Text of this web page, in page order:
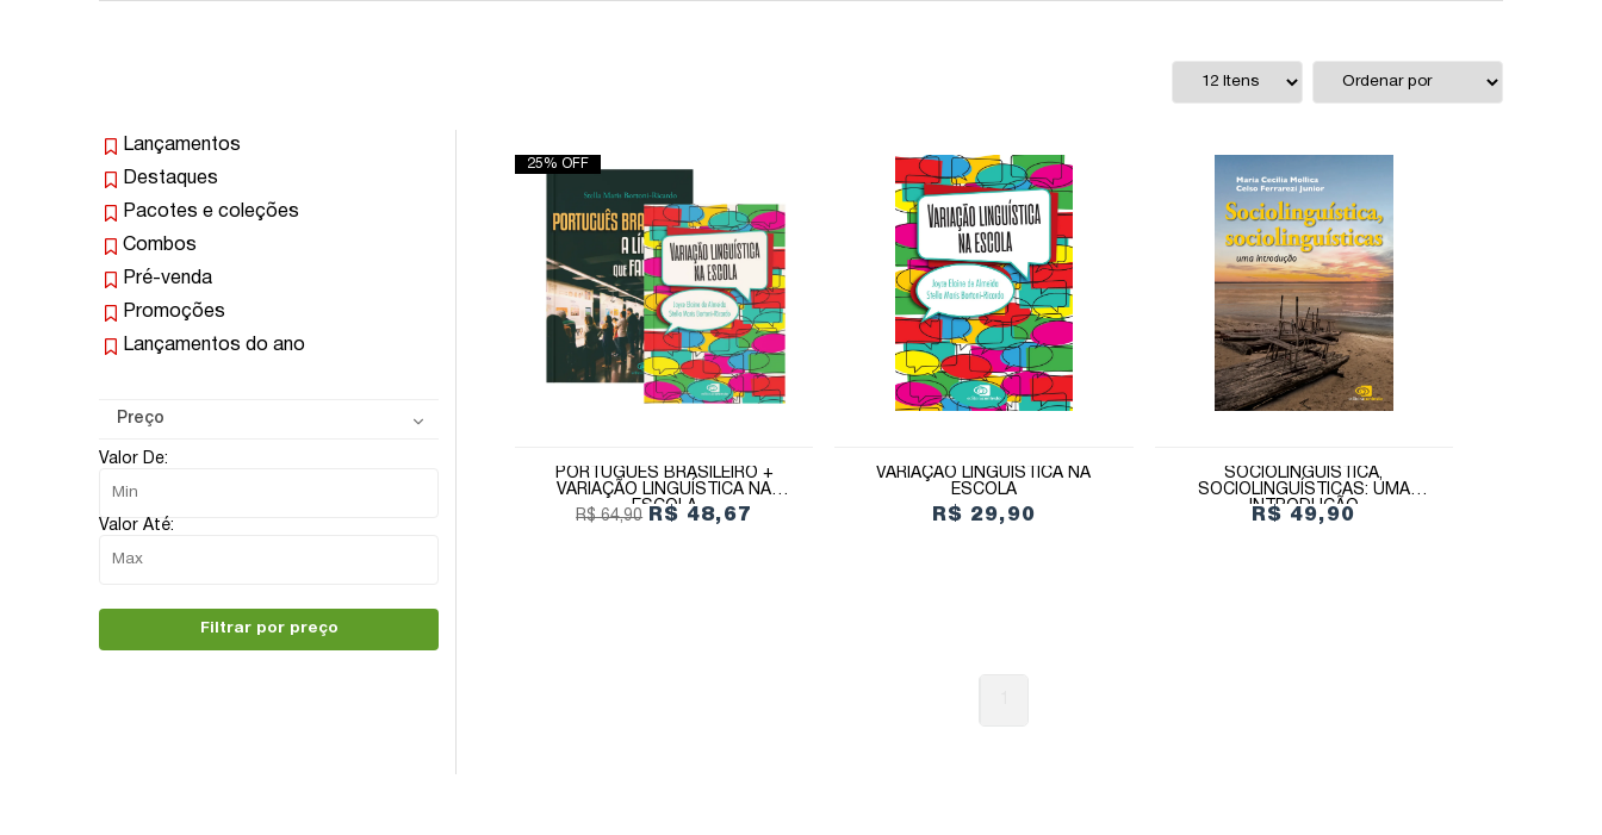
Lançamentos
Destaques
Pacotes e coleções
Combos
Pré-venda
Promoções
Lançamentos do ano
Preço
Valor De:
Valor Até:
Filtrar por preço
25% OFF
PORTUGUÊS BRASILEIRO +
VARIAÇÃO LINGUÍSTICA NA
ESCOLA
R$ 64,90 R$ 48,67
VARIAÇÃO LINGUÍSTICA NA
ESCOLA
R$ 29,90
SOCIOLINGUÍSTICA,
SOCIOLINGUÍSTICAS: UMA
INTRODUÇÃO
R$ 49,90